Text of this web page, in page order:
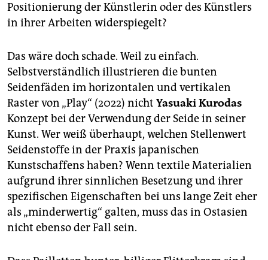
Positionierung der Künstlerin oder des Künstlers
in ihrer Arbeiten widerspiegelt?
Das wäre doch schade. Weil zu einfach.
Selbstverständlich illustrieren die bunten
Seidenfäden im horizontalen und vertikalen
Raster von „Play“ (2022) nicht Yasuaki Kurodas
Konzept bei der Verwendung der Seide in seiner
Kunst. Wer weiß überhaupt, welchen Stellenwert
Seidenstoffe in der Praxis japanischen
Kunstschaffens haben? Wenn textile Materialien
aufgrund ihrer sinnlichen Besetzung und ihrer
spezifischen Eigenschaften bei uns lange Zeit eher
als „minderwertig“ galten, muss das in Ostasien
nicht ebenso der Fall sein.